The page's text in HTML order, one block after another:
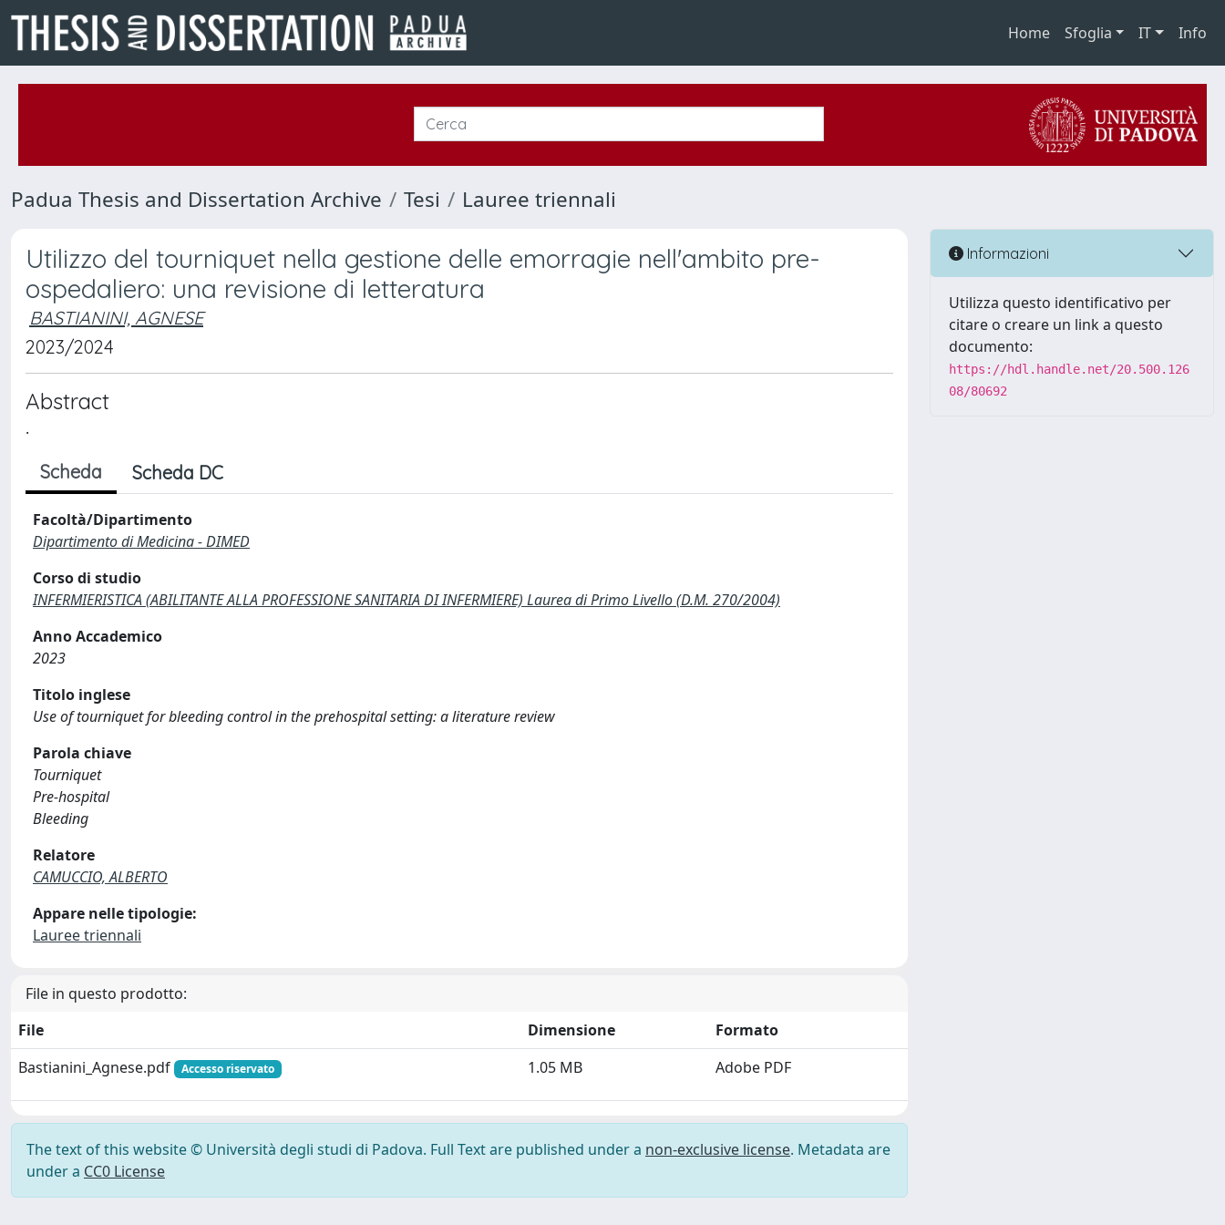
Home Sfoglia IT Info
Padua Thesis and Dissertation Archive Tesi Lauree triennali
Utilizzo del tourniquet nella gestione delle emorragie nell'ambito pre-
ospedaliero: una revisione di letteratura
BASTIANINI, AGNESE
2023/2024
Abstract
.
Scheda Scheda DC
Facoltà/Dipartimento
Dipartimento di Medicina - DIMED
Corso di studio
INFERMIERISTICA (ABILITANTE ALLA PROFESSIONE SANITARIA DI INFERMIERE) Laurea di Primo Livello (D.M. 270/2004)
Anno Accademico
2023
Titolo inglese
Use of tourniquet for bleeding control in the prehospital setting: a literature review
Parola chiave
Tourniquet
Pre-hospital
Bleeding
Relatore
CAMUCCIO, ALBERTO
Appare nelle tipologie:
Lauree triennali
File in questo prodotto:
File
Dimensione
Formato
Bastianini_Agnese.pdf
Accesso riservato 1.05 MB Adobe PDF
The text of this website © Università degli studi di Padova. Full Text are published under a non-exclusive license. Metadata are
under a CC0 License
Informazioni
Utilizza questo identificativo per
citare o creare un link a questo
documento:
https://hdl.handle.net/20.500.126
08/80692